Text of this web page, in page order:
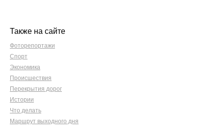
Также на сайте
Фоторепортажи
Спорт
Экономика
Происшествия
Перекрытия дорог
Истории
Что делать
Маршрут выходного дня